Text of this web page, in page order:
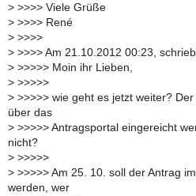
> >>>> Viele Grüße
> >>>> René
> >>>>
> >>>> Am 21.10.2012 00:23,
> >>>>> Moin ihr Lieben,
> >>>>>
> >>>>> wie geht es jetzt weiter?
über das
> >>>>> Antragsportal eingereicht
nicht?
> >>>>>
> >>>>> Am 25. 10. soll der Antrag
werden, wer